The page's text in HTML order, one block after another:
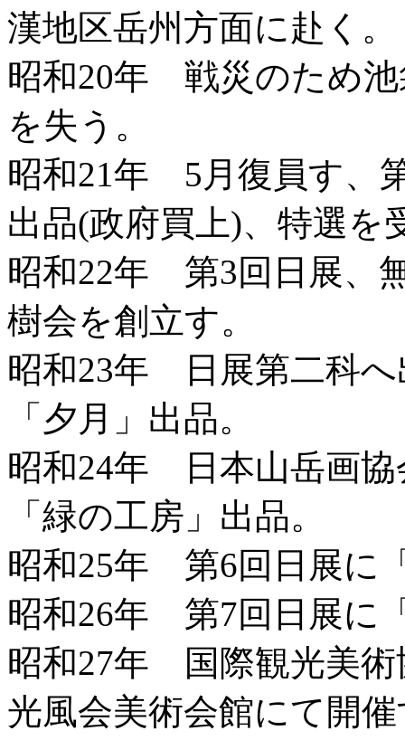
漢地区岳州方面に赴く。
昭和20年 戦災のため池
を失う。
昭和21年 5月復員す、
出品(政府買上)、特選を
昭和22年 第3回日展、
樹会を創立す。
昭和23年 日展第二科へ
「夕月」出品。
昭和24年 日本山岳画協
「緑の工房」出品。
昭和25年 第6回日展に
昭和26年 第7回日展に
昭和27年 国際観光美術
光風会美術会館にて開